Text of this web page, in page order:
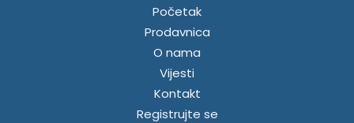
Početak
Prodavnica
O nama
Vijesti
Kontakt
Registrujte se